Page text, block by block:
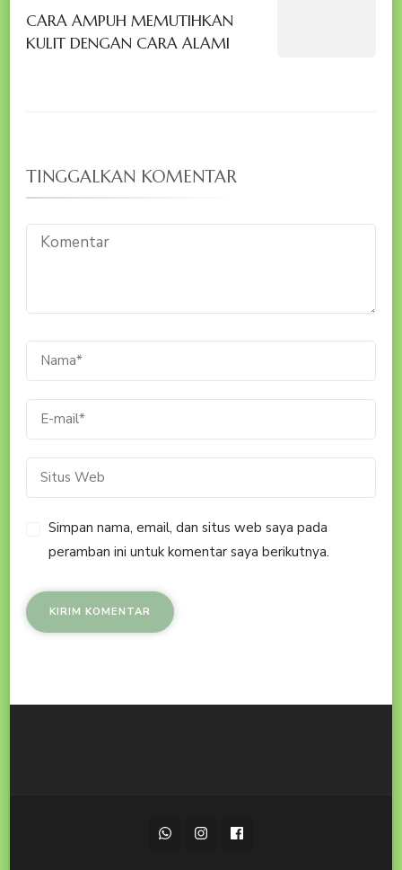
CARA AMPUH MEMUTIHKAN
KULIT DENGAN CARA ALAMI
TINGGALKAN KOMENTAR
Simpan nama, email, dan situs web saya pada
peramban ini untuk komentar saya berikutnya.